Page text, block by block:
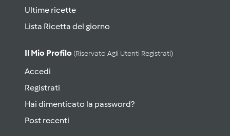
Ultime ricette
Lista Ricetta del giorno
Il Mio Profilo (riservato Agli Utenti Registrati)
Accedi
Registrati
Hai dimenticato la password?
Post recenti